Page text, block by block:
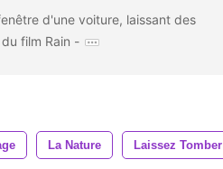
d'une voiture, laissant des
film Rain -
La Nature Laissez Tomber